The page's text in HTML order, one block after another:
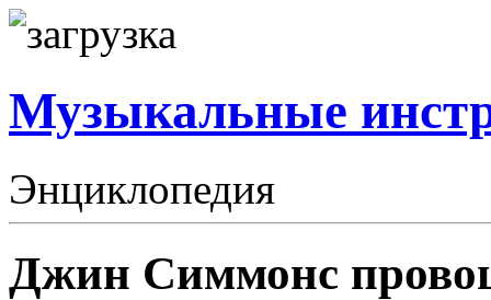
Музыкальные
Энциклопедия
Джин Симмонс